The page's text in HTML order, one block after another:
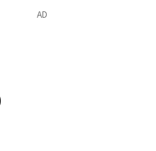
AD